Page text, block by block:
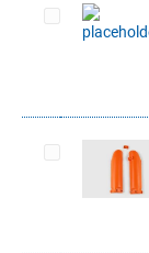
Artikel
Artikel